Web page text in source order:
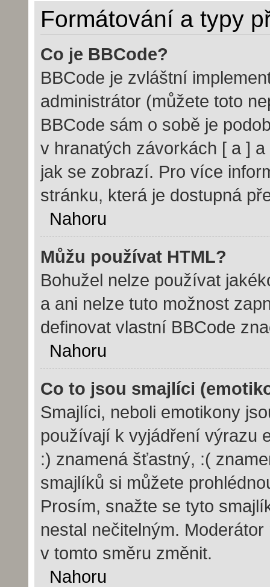
Formátování a typy
Co je BBCode?
BBCode je zvláštní
administrátor (můžete toto
BBCode sám o sobě je
v hranatých závorkách [ a ]
jak se zobrazí. Pro více
stránku, která je dostupná
Nahoru
Můžu používat HTML?
Bohužel nelze používat
a ani nelze tuto možnost
definovat vlastní BBCode
Nahoru
Co to jsou smajlíci
Smajlíci, neboli emotikony
používají k vyjádření výrazu
:) znamená šťastný, :(
smajlíků si můžete
Prosím, snažte se tyto
nestal nečitelným.
v tomto směru změnit.
Nahoru